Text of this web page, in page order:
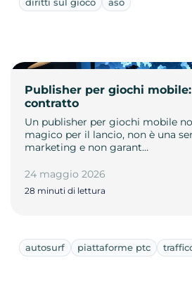
diritti sul gioco
aso
Publisher per giochi
contratto
Un publisher per giochi mobile
magico per il lancio, non è una
marketing e non garant…
24 maggio 2026
28 minuti di lettura
autosurf piattaforme ptc